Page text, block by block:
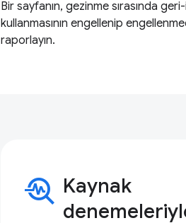
Bir sayfanın, gezinme sırasında
kullanmasının engellenip
raporlayın.
troubleshoot Kaynak